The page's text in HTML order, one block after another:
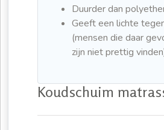
Duurder dan
Geeft een lichte
(mensen die daar
zijn niet prettig
Koudschuim